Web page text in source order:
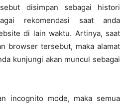
disimpan sebagai histori
rekomendasi saat anda
di lain waktu. Artinya, saat
browser tersebut, maka alamat
kunjungi akan muncul sebagai
incognito mode, maka semua